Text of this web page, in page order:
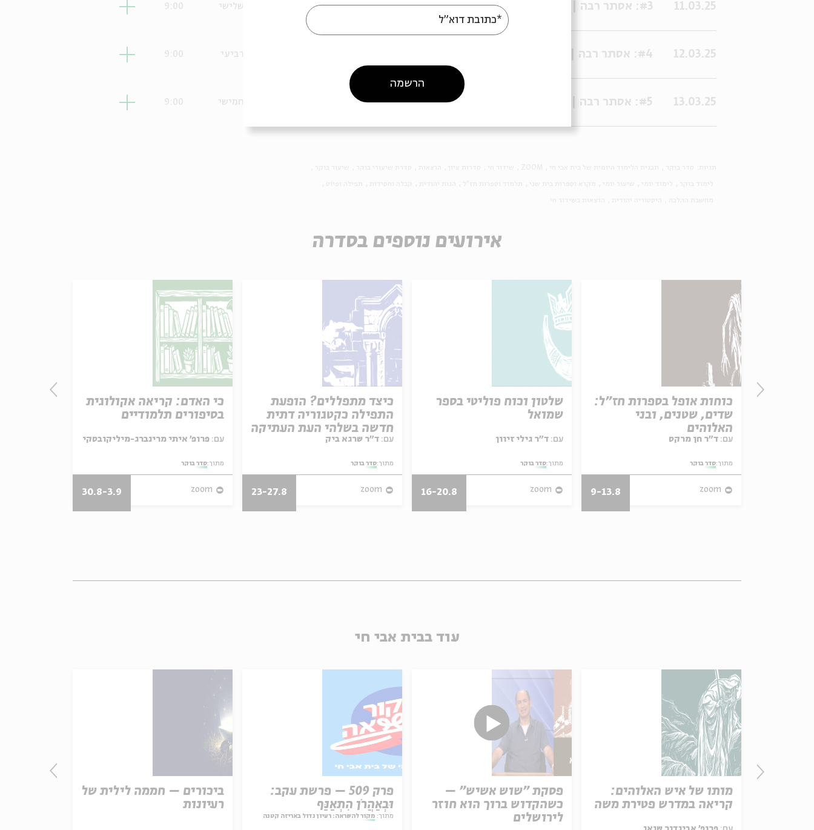
11.03.25 #3: אסתר רבה | שיעור 3 - המדרש המאוחר | פרופ' ארנון עצמון שלישי 9:00
12.03.25 #4: אסתר רבה | שיעור 4 - חלום מרדכי | פרופ' ארנון עצמון רביעי 9:00
13.03.25 #5: אסתר רבה | שיעור 5 - אסתר | פרופ' ארנון עצמון חמישי 9:00
אירועים נוספים בסדרה
כוחות אופל בספרות חז"ל:
שדים, שטנים, ובני
האלוהים
עם:
מתוך:סדר בוקר
zoom
9-13.8
שלטון וכוח פוליטי בספר
שמואל
עם:
מתוך:סדר בוקר
zoom
16-20.8
כיצד מתפללים? הופעת
התפילה כקטגוריה דתית
חדשה בשלהי העת העתיקה
עם:
מתוך:סדר בוקר
zoom
23-27.8
כי האדם: קריאה אקולוגית
בסיפורים תלמודיים
עם:
מתוך:סדר בוקר
zoom
30.8-3.9
עוד בבית אבי חי
ביכורים – חממה לילית של
רעיונות
פרק 509 – פרשת עקב:
וּבְאַהֲרֹן הִתְאַנַּף
מתוך: מקור להשראה: רעיון גדול באריזה קטנה
פסקת "שוש אשיש" –
כשהקדוש ברוך הוא חוזר
לירושלים
מותו של איש האלוהים:
קריאה במדרש פטירת משה
*כתובת דוא"ל
הרשמה